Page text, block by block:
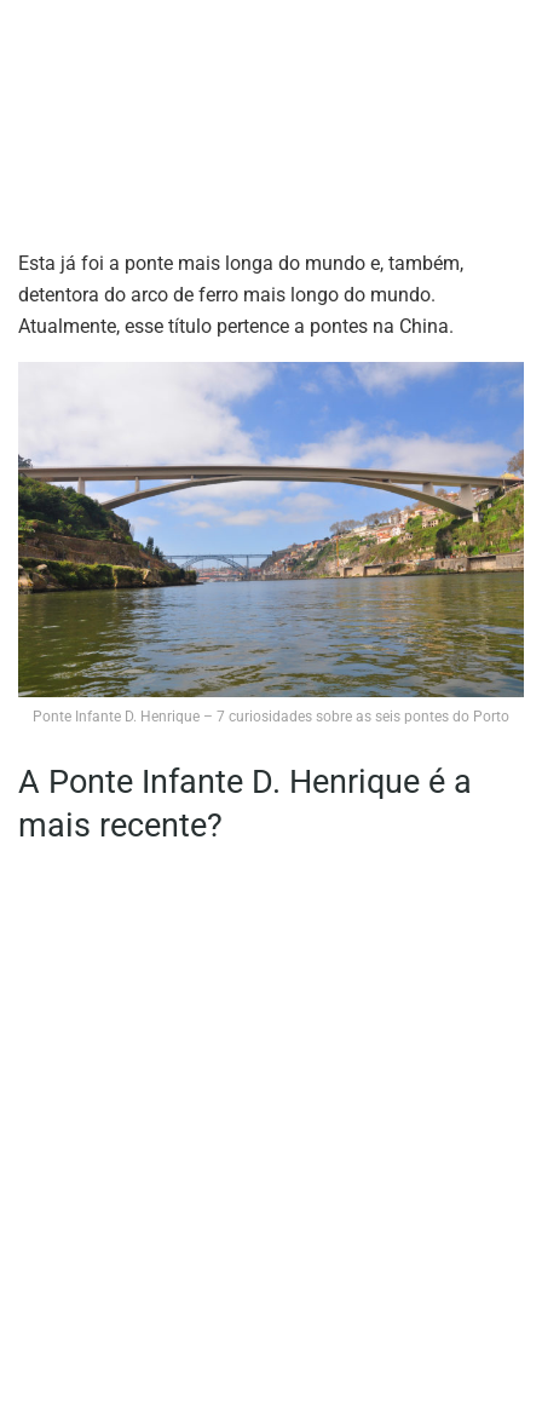
Esta já foi a ponte mais longa do mundo e, também,
detentora do arco de ferro mais longo do mundo.
Atualmente, esse título pertence a pontes na China.
Ponte Infante D. Henrique – 7 curiosidades sobre as seis pontes do Porto
A Ponte Infante D. Henrique é a
mais recente?